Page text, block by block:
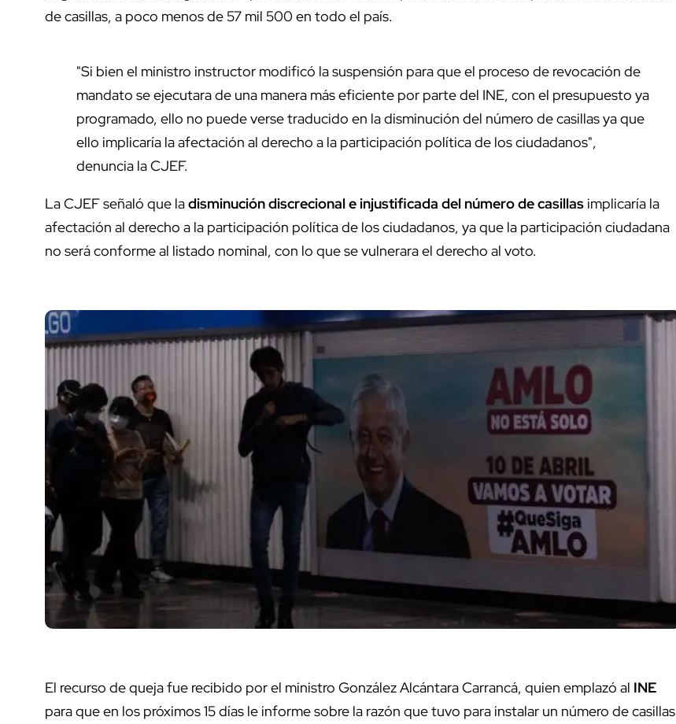
de casillas, a poco menos de 57 mil 500 en todo el país.
"Si bien el ministro instructor modificó la suspensión para que el proceso de revocación de
mandato se ejecutara de una manera más eficiente por parte del INE, con el presupuesto ya
programado, ello no puede verse traducido en la disminución del número de casillas ya que
ello implicaría la afectación al derecho a la participación política de los ciudadanos",
denuncia la CJEF.
La CJEF señaló que ladisminución discrecional e injustificada del número de casillas implicaría la
afectación al derecho a la participación política de los ciudadanos, ya que la participación ciudadana
no será conforme al listado nominal, con lo que se vulnerara el derecho al voto.
El recurso de queja fue recibido por el ministro González Alcántara Carrancá, quien emplazó al INE
para que en los próximos 15 días le informe sobre la razón que tuvo para instalar un número de casillas